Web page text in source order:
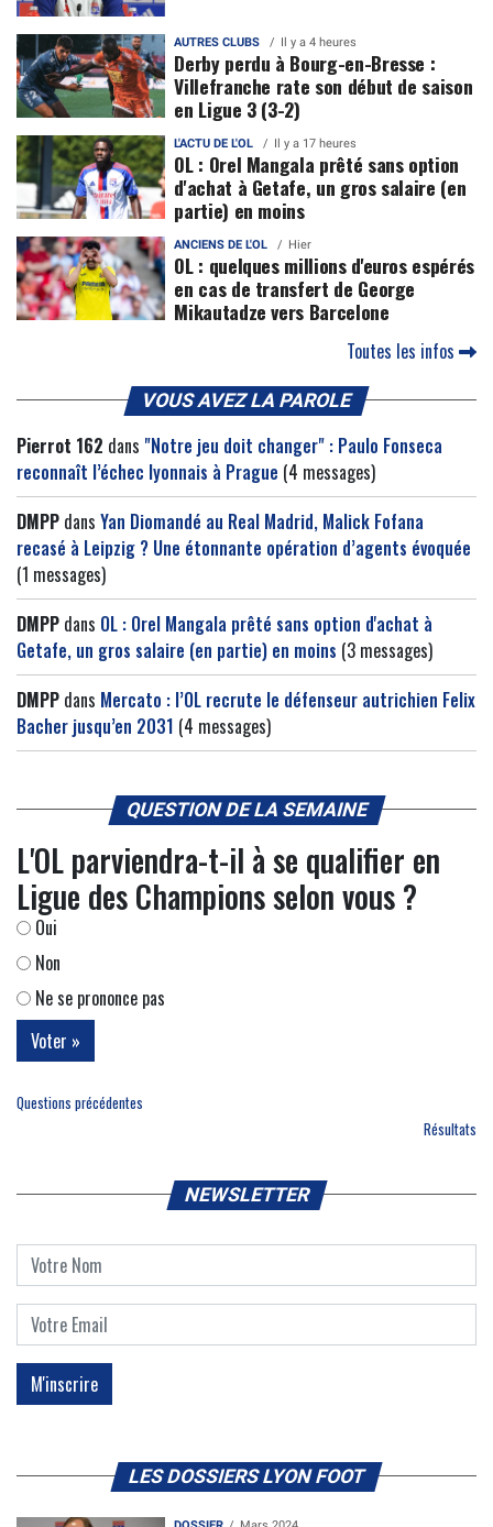
AUTRES CLUBS Il y a 4 heures
Derby perdu à Bourg-en-Bresse :
Villefranche rate son début de saison
en Ligue 3 (3-2)
L'ACTU DE L'OL Il y a 17 heures
OL : Orel Mangala prêté sans option
d'achat à Getafe, un gros salaire (en
partie) en moins
ANCIENS DE L'OL Hier
OL : quelques millions d'euros espérés
en cas de transfert de George
Mikautadze vers Barcelone
Toutes les infos
VOUS AVEZ LA PAROLE
Pierrot 162 dans "Notre jeu doit changer" : Paulo Fonseca
reconnaît l’échec lyonnais à Prague (4 messages)
DMPP dans Yan Diomandé au Real Madrid, Malick Fofana
recasé à Leipzig ? Une étonnante opération d’agents évoquée
(1 messages)
DMPP dans OL : Orel Mangala prêté sans option d'achat à
Getafe, un gros salaire (en partie) en moins (3 messages)
DMPP dans Mercato : l’OL recrute le défenseur autrichien Felix
Bacher jusqu’en 2031 (4 messages)
QUESTION DE LA SEMAINE
L'OL parviendra-t-il à se qualifier en
Ligue des Champions selon vous ?
Oui
Non
Ne se prononce pas
Questions précédentes
Résultats
NEWSLETTER
LES DOSSIERS LYON FOOT